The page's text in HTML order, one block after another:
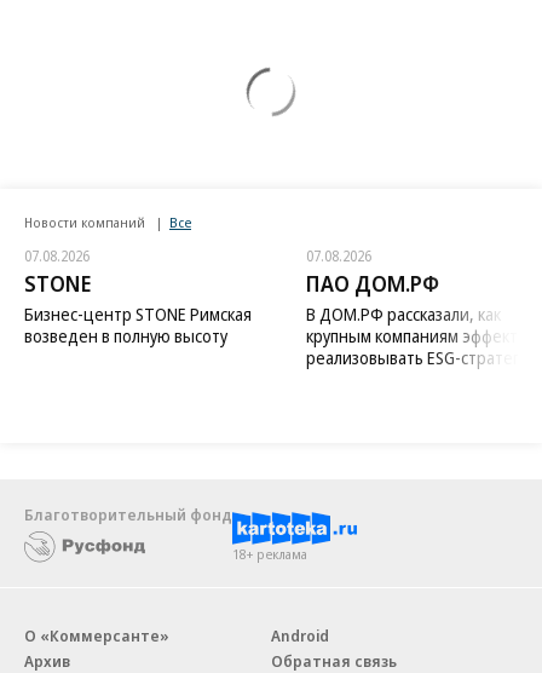
Новости компаний Все
07.08.2026
STONE
Бизнес-центр STONE Римская
возведен в полную высоту
07.08.2026
ПАО ДОМ.РФ
В ДОМ.РФ рассказали, как
крупным компаниям
реализовывать ESG-стратегию
Благотворительный фонд
18+ реклама
О «Коммерсанте»
Архив
Android
Обратная связь